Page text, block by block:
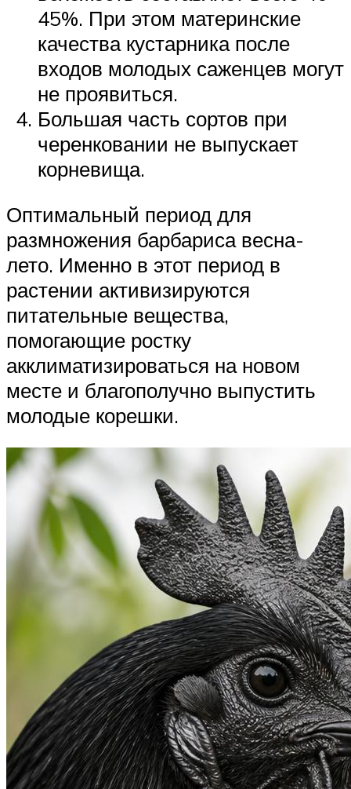
45%. При этом материнские
качества кустарника после
входов молодых саженцев могут
не проявиться.
Большая часть сортов при
черенковании не выпускает
корневища.
Оптимальный период для
размножения барбариса весна-
лето. Именно в этот период в
растении активизируются
питательные вещества,
помогающие ростку
акклиматизироваться на новом
месте и благополучно выпустить
молодые корешки.